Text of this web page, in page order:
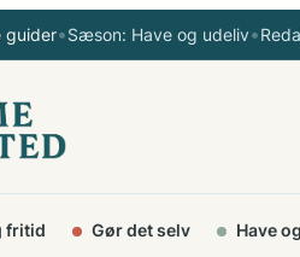
guider•Sæson: Have og udeliv•
fritid Gør det selv Have